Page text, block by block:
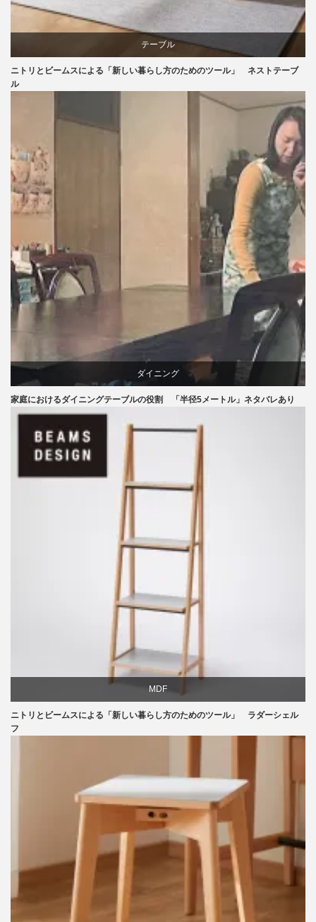
テーブル
ニトリとビームスによる「新しい暮らし方のためのツール」 ネストテーブ
ル
ダイニング
椅子
家庭におけるダイニングテーブルの役割 「半径5メートル」ネタバレあり
MDF
ライフスタイル
家具
ニトリとビームスによる「新しい暮らし方のためのツール」 ラダーシェル
フ